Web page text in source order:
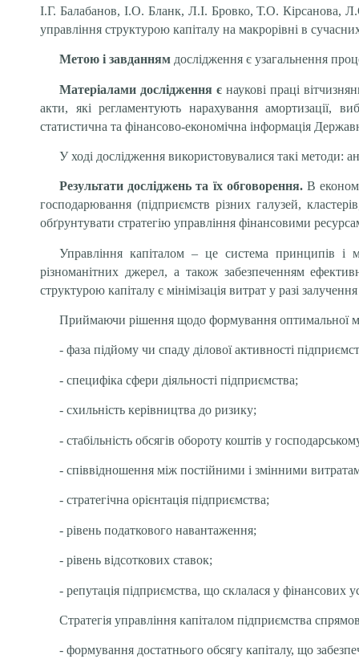
І.Г. Балабанов, І.О. Бланк, Л.І. Бровко, Т.О. Кірсанова,
управління структурою капіталу на макрорівні в
Метою і завданнямдослідження є узагальнення
Матеріалами дослідження єнаукові праці
акти, які регламентують нарахування амортизації,
статистична та фінансово-економічна інформація
У ході дослідження використовувалися такі методи:
Результати досліджень та їх обговорення.В
господарювання (підприємств різних галузей,
обґрунтувати стратегію управління фінансовими
Управління капіталом – це система принципів і
різноманітних джерел, а також забезпеченням
структурою капіталу є мінімізація витрат у разі
Приймаючи рішення щодо формування оптимальної
- фаза підйому чи спаду ділової активності
- специфіка сфери діяльності підприємства;
- схильність керівництва до ризику;
- стабільність обсягів обороту коштів у
- співвідношення між постійними і змінними
- стратегічна орієнтація підприємства;
- рівень податкового навантаження;
- рівень відсоткових ставок;
- репутація підприємства, що склалася у фінансових
Стратегія управління капіталом підприємства
- формування достатнього обсягу капіталу, що